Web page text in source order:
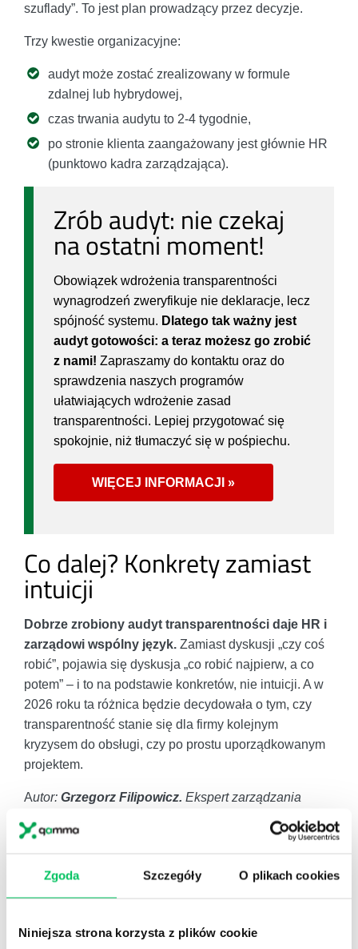
Zgoda Szczegóły O plikach cookies
Niniejsza strona korzysta z plików cookie
szuflady”. To jest plan prowadzący przez decyzje.
Trzy kwestie organizacyjne:
audyt może zostać zrealizowany w formule
zdalnej lub hybrydowej,
czas trwania audytu to 2-4 tygodnie,
po stronie klienta zaangażowany jest głównie HR
(punktowo kadra zarządzająca).
Zrób audyt: nie czekaj
na ostatni moment!
Obowiązek wdrożenia transparentności
wynagrodzeń zweryfikuje nie deklaracje, lecz
spójność systemu. Dlatego tak ważny jest
audyt gotowości: a teraz możesz go zrobić
z nami! Zapraszamy do kontaktu oraz do
sprawdzenia naszych programów
ułatwiających wdrożenie zasad
transparentności. Lepiej przygotować się
spokojnie, niż tłumaczyć się w pośpiechu.
WIĘCEJ INFORMACJI »
Co dalej? Konkrety zamiast
intuicji
Dobrze zrobiony audyt transparentności daje HR i
zarządowi wspólny język. Zamiast dyskusji „czy coś
robić”, pojawia się dyskusja „co robić najpierw, a co
potem” – i to na podstawie konkretów, nie intuicji. A w
2026 roku ta różnica będzie decydowała o tym, czy
transparentność stanie się dla firmy kolejnym
kryzysem do obsługi, czy po prostu uporządkowanym
projektem.
Autor: Grzegorz Filipowicz. Ekspert zarządzania
PRZEJRZYSTOŚĆ I ZAUFANIE
Transparentność płac to więcej niż obowiązek.
na pytania o wynagrodzenia.